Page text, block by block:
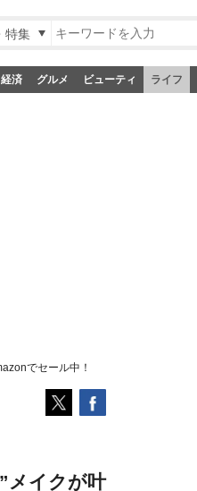
特集
済 グルメ ビューティ ライフ
でセール中！
メイクが叶